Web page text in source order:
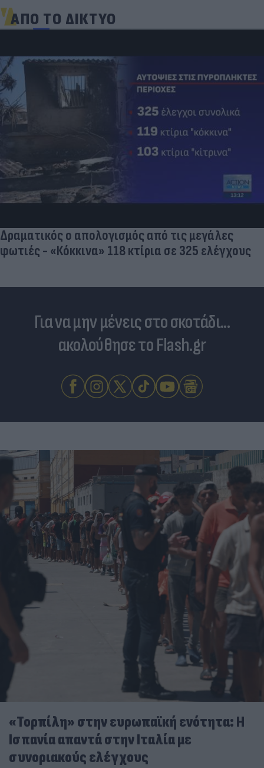
ΑΠΟ ΤΟ ΔΙΚΤΥΟ
Δραματικός ο απολογισμός από τις μεγάλες
φωτιές - «Κόκκινα» 118 κτίρια σε 325 ελέγχους
Για να μην μένεις στο σκοτάδι...
ακολούθησε το Flash.gr
«Τορπίλη» στην ευρωπαϊκή ενότητα: Η
Ισπανία απαντά στην Ιταλία με
συνοριακούς ελέγχους